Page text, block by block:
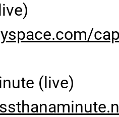
(live)